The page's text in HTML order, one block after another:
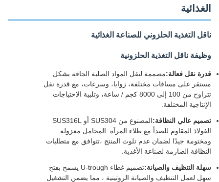
الغذائية
ناقل التغذية الحلزوني للصناعة الغذائية
وظيفة ناقل التغذية الحلزونية
قدرة نقل فعالة:مصممة لنقل المواد الصلبة الجافة بشكل
مستقر على مسافات مختلفة، زوايا، وسرعات، مع قدرة نقل
تتراوح من 100 إلى 8000 كجم / ساعة، وتلبية الاحتياجات
الإنتاجية المختلفة.
تصميم عالي النظافة:
المصنوع من SUS304 أو SUS316L
الفولاذ المقاوم للصدأ مع طلاء المرآة. المحامل معزولة
ومختومة جيدًا لضمان عدم تلوث المنتج ،تتوافق مع متطلبات
النظافة الصارمة لصناعة الأغذية.
سهلة التنظيف والصيانة:
تصميم غطاء U-trough يسمح بفتح
سهل لعمل التنظيف والصيانة الروتينية ، مما يضمن التشغيل